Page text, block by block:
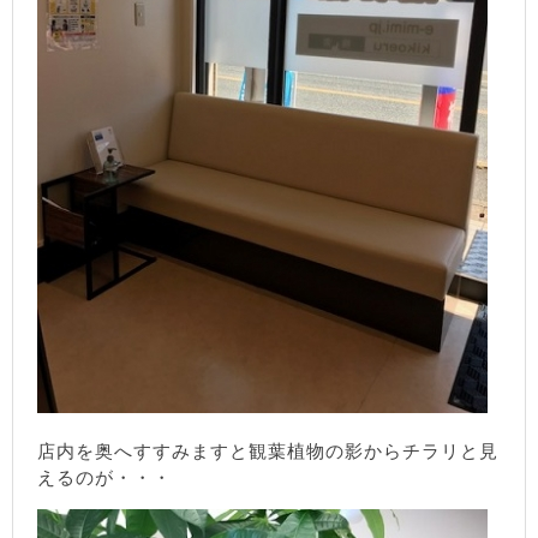
店内を奥へすすみますと観葉植物の影からチラリと見
えるのが・・・